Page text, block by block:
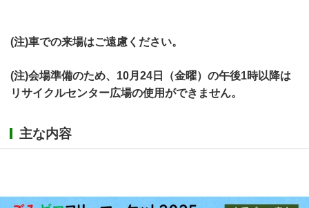
(注)車での来場はご遠慮ください。
(注)会場準備のため、10月24日（金曜）の午後1時以降は
リサイクルセンター広場の使用ができません。
主な内容